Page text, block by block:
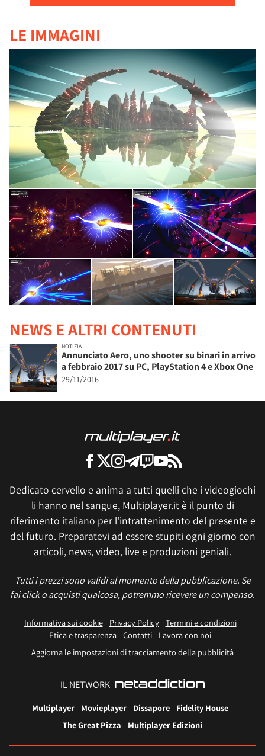
LE IMMAGINI
NEWS E ALTRI CONTENUTI
NOTIZIA
Annunciato Aero, uno shooter su binari in arrivo
a febbraio 2017 su PC, PlayStation 4 e Xbox One
29/11/2016
Dedicato cervello e anima a tutti quelli che i videogiochi
li hanno nel sangue, Multiplayer.it è il punto di
riferimento italiano per l'intrattenimento del presente e
del futuro. Preparatevi ad essere stupiti ogni giorno con
articoli, news, video, live e produzioni geniali.
Tutti i prezzi sono validi al momento della pubblicazione. Se
fai click o acquisti qualcosa, potremmo ricevere un compenso.
Informativa sui cookie Privacy Policy
Termini e condizioni
Etica e trasparenza Contatti
Lavora con noi
Aggiorna le impostazioni di tracciamento della pubblicità
IL NETWORK
Multiplayer Movieplayer Dissapore
Fidelity House
The Great Pizza
Multiplayer Edizioni